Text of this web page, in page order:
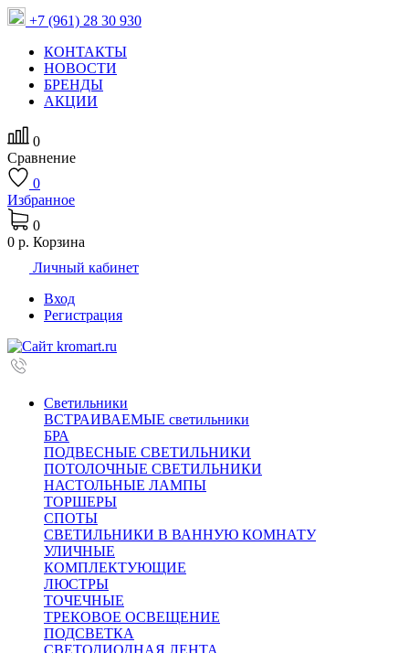
+7 (961) 28 30 930
КОНТАКТЫ
НОВОСТИ
БРЕНДЫ
АКЦИИ
0
Сравнение
0
Избранное
0
0 р. Корзина
Личный кабинет
Вход
Регистрация
Светильники
ВСТРАИВАЕМЫЕ светильники
БРА
ПОДВЕСНЫЕ СВЕТИЛЬНИКИ
ПОТОЛОЧНЫЕ СВЕТИЛЬНИКИ
НАСТОЛЬНЫЕ ЛАМПЫ
ТОРШЕРЫ
СПОТЫ
СВЕТИЛЬНИКИ В ВАННУЮ КОМНАТУ
УЛИЧНЫЕ
КОМПЛЕКТУЮЩИЕ
ЛЮСТРЫ
ТОЧЕЧНЫЕ
ТРЕКОВОЕ ОСВЕЩЕНИЕ
ПОДСВЕТКА
СВЕТОДИОДНАЯ ЛЕНТА